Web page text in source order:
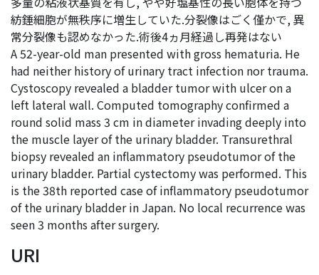
紡錘細胞が無秩序に増生していた.分裂像はごく僅かで, 異
常分裂像も認めなかった.術後4ヵ月経過し再発はない
A 52-year-old man presented with gross hematuria. He
had neither history of urinary tract infection nor trauma.
Cystoscopy revealed a bladder tumor with ulcer on a
left lateral wall. Computed tomography confirmed a
round solid mass 3 cm in diameter invading deeply into
the muscle layer of the urinary bladder. Transurethral
biopsy revealed an inflammatory pseudotumor of the
urinary bladder. Partial cystectomy was performed. This
is the 38th reported case of inflammatory pseudotumor
of the urinary bladder in Japan. No local recurrence was
seen 3 months after surgery.
URI